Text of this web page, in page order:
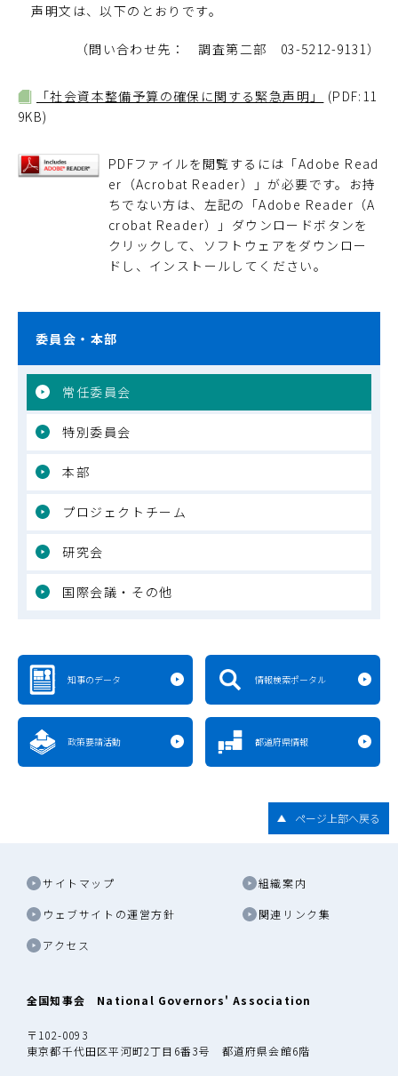
声明文は、以下のとおりです。
（問い合わせ先： 調査第二部 03-5212-9131）
「社会資本整備予算の確保に関する緊急声明」
(PDF:11
9KB)
PDFファイルを閲覧するには「Adobe Read
er（Acrobat Reader）」が必要です。お持
ちでない方は、左記の「Adobe Reader（A
crobat Reader）」ダウンロードボタンを
クリックして、ソフトウェアをダウンロー
ドし、インストールしてください。
委員会・本部
常任委員会
特別委員会
本部
プロジェクトチーム
研究会
国際会議・その他
知事のデータ 情報検索ポータル
政策要請活動 都道府県情報
ページ上部へ戻る
サイトマップ 組織案内
ウェブサイトの運営方針 関連リンク集
アクセス
全国知事会 National Governors' Association
〒102-0093
東京都千代田区平河町2丁目6番3号 都道府県会館6階